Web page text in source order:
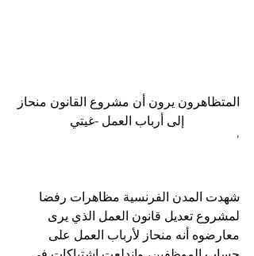
المتظاهرون يرون أن مشروع القانون منحاز
إلى أرباب العمل -غيتي
'
شهدت المدن الفرنسية مظاهرات رفضا
لمشروع تعديل قانون العمل الذي يرى
معارضوه أنه منحاز لأرباب العمل على